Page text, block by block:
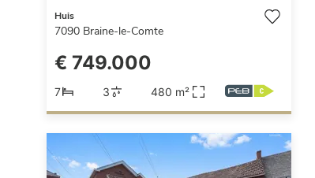
Huis
7090 Braine-le-Comte
€ 749.000
7 3 480 m²